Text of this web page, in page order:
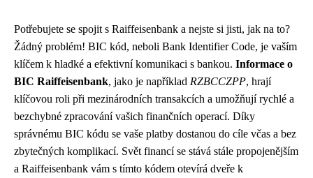
Potřebujete se spojit s Raiffeisenbank a nejste si jisti, jak na to?
Žádný problém! BIC kód, neboli Bank Identifier Code, je vaším
klíčem k hladké a efektivní komunikaci s bankou. Informace o
BIC Raiffeisenbank, jako je například RZBCCZPP, hrají
klíčovou roli při mezinárodních transakcích a umožňují rychlé a
bezchybné zpracování vašich finančních operací. Díky
správnému BIC kódu se vaše platby dostanou do cíle včas a bez
zbytečných komplikací. Svět financí se stává stále propojenějším
a Raiffeisenbank vám s tímto kódem otevírá dveře k